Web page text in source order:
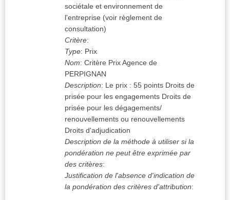
sociétale et environnement de
l'entreprise (voir règlement de
consultation)
Critère:
Type: Prix
Nom: Critère Prix Agence de
PERPIGNAN
Description: Le prix : 55 points Droits de
prisée pour les engagements Droits de
prisée pour les dégagements/
renouvellements ou renouvellements
Droits d'adjudication
Description de la méthode à utiliser si la
pondération ne peut être exprimée par
des critères:
Justification de l'absence d'indication de
la pondération des critères d'attribution: